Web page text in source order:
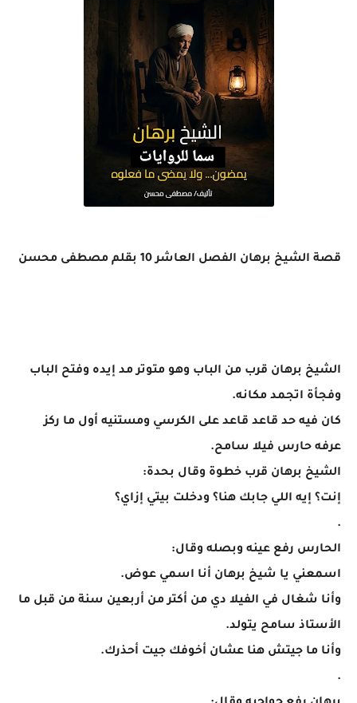
قصة الشيخ برهان الفصل العاشر 10 بقلم مصطفى محسن
الشيخ برهان قرب من الباب وهو متوتر مد إيده وفتح الباب
وفجأة اتجمد مكانه.
كان فيه حد قاعد قاعد على الكرسي ومستنيه أول ما ركز
عرفه حارس فيلا سامح.
الشيخ برهان قرب خطوة وقال بحدة:
إنت؟ إيه اللي جابك هنا؟ ودخلت بيتي إزاي؟
.
الحارس رفع عينه وبصله وقال:
اسمعني يا شيخ برهان أنا اسمي عوض.
وأنا شغال في الفيلا دي من أكتر من أربعين سنة من قبل ما
الأستاذ سامح يتولد.
وأنا ما جيتش هنا عشان أخوفك جيت أحذرك.
.